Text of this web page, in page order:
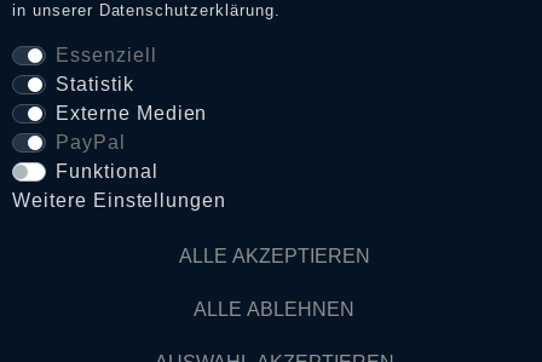
AGB
Widerrufs­recht
VERTRAG WIDERRUFEN
© Copyright 2026 Dark Ages Glasche & Kuczwalska GbR
in unserer Daten­schutz­erklärung.
Essenziell
Statistik
Externe Medien
PayPal
Funktional
Weitere Einstellungen
ALLE AKZEPTIEREN
ALLE ABLEHNEN